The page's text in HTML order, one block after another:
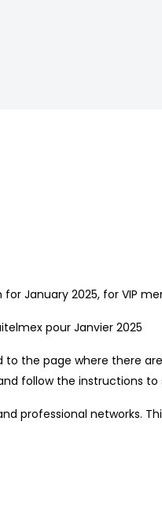
January 2025, for VIP
pour Janvier 2025
the page where there
follow the instructions
professional networks.